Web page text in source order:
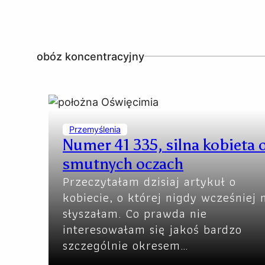
obóz koncentracyjny
Przemyślenia
Numer 41 335, silna kobieta
smutnych oczach
Przeczytałam dzisiaj artykuł o
kobiecie, o której nigdy wcześniej
słyszałam. Co prawda nie
interesowałam się jakoś bardzo
szczególnie okresem…